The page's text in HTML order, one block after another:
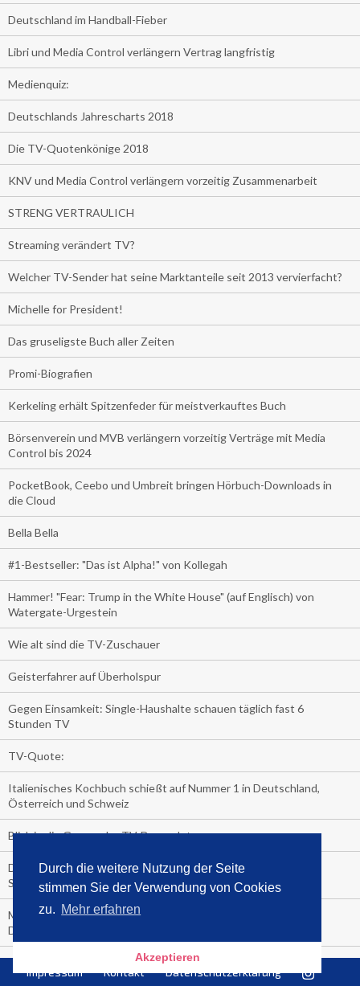
Durch die weitere Nutzung der Seite
stimmen Sie der Verwendung von Cookies
zu. Mehr erfahren
Akzeptieren
Deutschland im Handball-Fieber
Libri und Media Control verlängern Vertrag langfristig
Medienquiz:
Deutschlands Jahrescharts 2018
Die TV-Quotenkönige 2018
KNV und Media Control verlängern vorzeitig Zusammenarbeit
STRENG VERTRAULICH
Streaming verändert TV?
Welcher TV-Sender hat seine Marktanteile seit 2013 vervierfacht?
Michelle for President!
Das gruseligste Buch aller Zeiten
Promi-Biografien
Kerkeling erhält Spitzenfeder für meistverkauftes Buch
Börsenverein und MVB verlängern vorzeitig Verträge mit Media
Control bis 2024
PocketBook, Ceebo und Umbreit bringen Hörbuch-Downloads in
die Cloud
Bella Bella
#1-Bestseller: "Das ist Alpha!" von Kollegah
Hammer! "Fear: Trump in the White House" (auf Englisch) von
Watergate-Urgestein
Wie alt sind die TV-Zuschauer
Geisterfahrer auf Überholspur
Gegen Einsamkeit: Single-Haushalte schauen täglich fast 6
Stunden TV
TV-Quote:
Italienisches Kochbuch schießt auf Nummer 1 in Deutschland,
Österreich und Schweiz
Blick in die Garage der TV-Dauerglotzer
Die Deutschen investieren, während die Österreicher und
Schweizer noch nachdenken, wie sie reich werden.
Meistverkaufte Blu-ray im zweiten Quartal – Doppelspitze für
Disney
media control-Bestseller erstes Halbjahr 2018
Impressum Kontakt Datenschutzerklärung